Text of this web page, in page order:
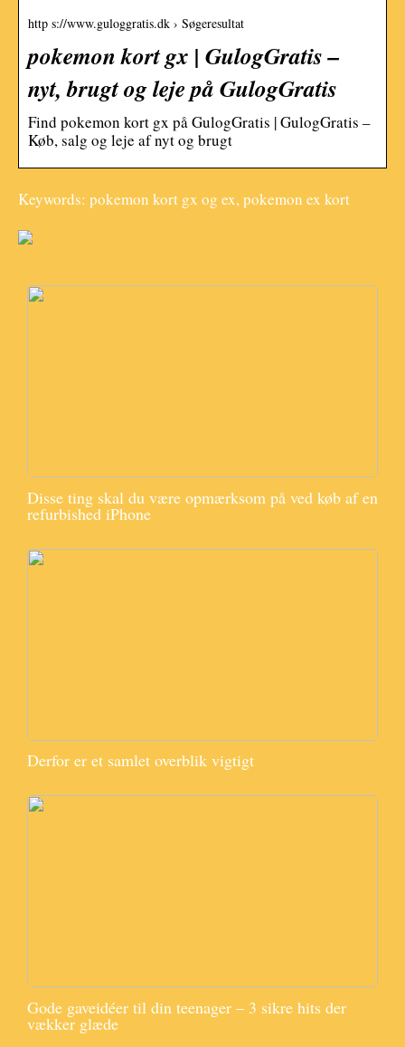
http s://www.guloggratis.dk › Søgeresultat
pokemon kort gx | GulogGratis –
nyt, brugt og leje på GulogGratis
Find pokemon kort gx på GulogGratis | GulogGratis –
Køb, salg og leje af nyt og brugt
Keywords: pokemon kort gx og ex, pokemon ex kort
Disse ting skal du være opmærksom på ved køb af en
refurbished iPhone
Derfor er et samlet overblik vigtigt
Gode gaveidéer til din teenager – 3 sikre hits der
vækker glæde